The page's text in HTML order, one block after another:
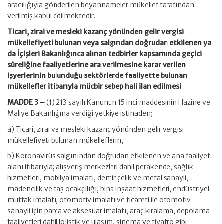
aracılığıyla gönderilen beyannameler mükellef tarafından
verilmiş kabul edilmektedir.
Ticari, zirai ve mesleki kazanç yönünden gelir vergisi
mükellefiyeti bulunan veya salgından doğrudan etkilenen ya
da İçişleri Bakanlığınca alınan tedbirler kapsamında geçici
süreliğine faaliyetlerine ara verilmesine karar verilen
işyerlerinin bulunduğu sektörlerde faaliyette bulunan
mükellefler itibarıyla mücbir sebep hali ilan edilmesi
MADDE 3 –(1) 213 sayılı Kanunun 15 inci maddesinin Hazine ve
Maliye Bakanlığına verdiği yetkiye istinaden;
a) Ticari, zirai ve mesleki kazanç yönünden gelir vergisi
mükellefiyeti bulunan mükelleflerin,
b) Koronavirüs salgınından doğrudan etkilenen ve ana faaliyet
alanı itibarıyla; alışveriş merkezleri dahil perakende, sağlık
hizmetleri, mobilya imalatı, demir çelik ve metal sanayii,
madencilik ve taş ocakçılığı, bina inşaat hizmetleri, endüstriyel
mutfak imalatı, otomotiv imalatı ve ticareti ile otomotiv
sanayii için parça ve aksesuar imalatı, araç kiralama, depolama
faaliyetleri dahil lojistik ve ulaşım, sinema ve tiyatro gibi